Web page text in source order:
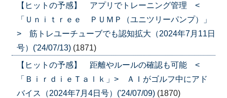
【ヒットの予感】 アプリでトレーニング管理 <
「Ｕｎｉｔｒｅｅ ＰＵＭＰ（ユニツリーパンプ）」
> 筋トレユーチューブでも認知拡大（2024年7月11日
号）('24/07/13) (1871)
【ヒットの予感】 距離やルールの確認も可能 <
「ＢｉｒｄｉｅＴａｌｋ」> ＡＩがゴルフ中にアド
バイス（2024年7月4日号）('24/07/09) (1870)